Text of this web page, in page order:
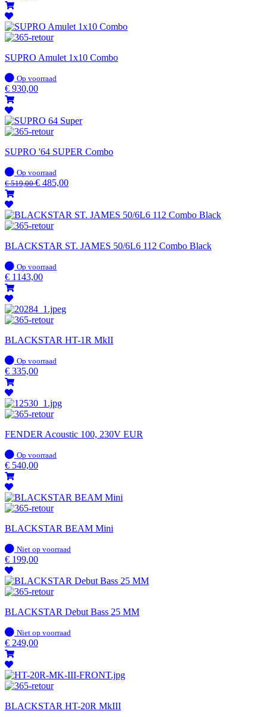
SUPRO Amulet 1x10 Combo
Op
voorraad
Op voorraad
€ 930,00
SUPRO '64 SUPER Combo
Op
voorraad
Op voorraad
€519,00€ 485,00
BLACKSTAR ST. JAMES 50/6L6 112 Combo Black
Op
voorraad
Op voorraad
€ 1143,00
BLACKSTAR HT-1R MkII
Op
voorraad
Op voorraad
€ 335,00
FENDER Acoustic 100, 230V EUR
Op
voorraad
Op voorraad
€ 540,00
BLACKSTAR BEAM Mini
Op
voorraad
Niet op voorraad
€ 199,00
BLACKSTAR Debut Bass 25 MM
Op
voorraad
Niet op voorraad
€ 249,00
BLACKSTAR HT-20R MkIII